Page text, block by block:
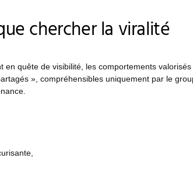
chercher la viralité
en quête de visibilité, les comportements
», compréhensibles uniquement par le